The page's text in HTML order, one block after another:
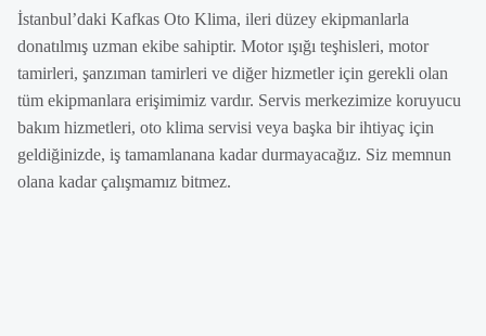
İstanbul’daki Kafkas Oto Klima, ileri düzey ekipmanlarla
donatılmış uzman ekibe sahiptir. Motor ışığı teşhisleri, motor
tamirleri, şanzıman tamirleri ve diğer hizmetler için gerekli olan
tüm ekipmanlara erişimimiz vardır. Servis merkezimize koruyucu
bakım hizmetleri, oto klima servisi veya başka bir ihtiyaç için
geldiğinizde, iş tamamlanana kadar durmayacağız. Siz memnun
olana kadar çalışmamız bitmez.